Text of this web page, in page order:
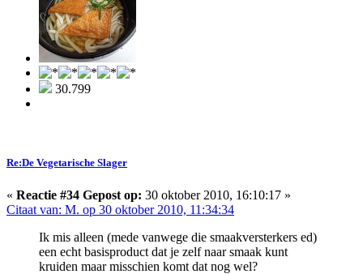
30.799
Re:De Vegetarische Slager
« Reactie #34 Gepost op: 30 oktober 2010, 16:10:17 »
Citaat van: M. op 30 oktober 2010, 11:34:34
Ik mis alleen (mede vanwege die smaakversterkers ed)
een echt basisproduct dat je zelf naar smaak kunt
kruiden maar misschien komt dat nog wel?